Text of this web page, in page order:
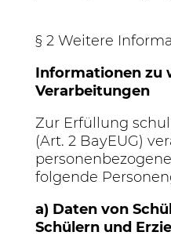
§ 2 Weitere
Informationen zu
Verarbeitungen
Zur Erfüllung
(Art. 2 BayEUG)
folgende
a) Daten von
Schülern und